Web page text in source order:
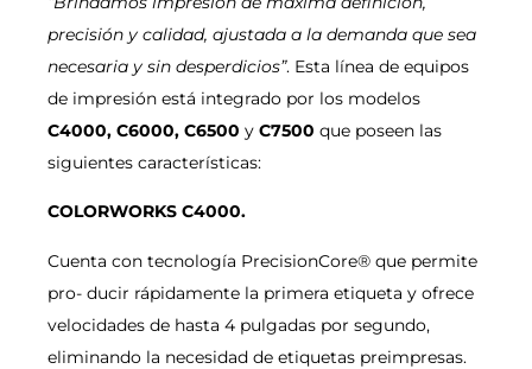
precisión y calidad, ajustada a la demanda que sea
necesaria y sin desperdicios”. Esta línea de equipos
de impresión está integrado por los modelos
C4000, C6000, C6500 y C7500 que poseen las
siguientes características:
COLORWORKS C4000.
Cuenta con tecnología PrecisionCore® que permite
pro- ducir rápidamente la primera etiqueta y ofrece
velocidades de hasta 4 pulgadas por segundo,
eliminando la necesidad de etiquetas preimpresas.